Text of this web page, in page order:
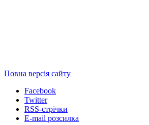
Повна версія сайту
Facebook
Twitter
RSS-стрічки
E-mail розсилка